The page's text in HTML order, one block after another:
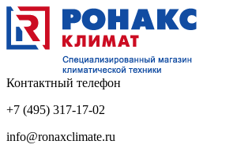
Контактный телефон
+7 (495) 317-17-02
info@ronaxclimate.ru